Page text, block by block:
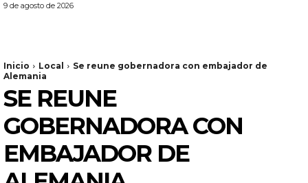
9 de agosto de 2026